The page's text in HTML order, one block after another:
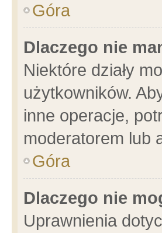
Góra
Dlaczego nie
Niektóre działy
użytkowników.
inne operacje,
moderatorem lub
Góra
Dlaczego nie
Uprawnienia